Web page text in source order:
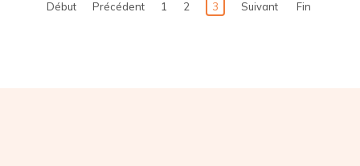
Début Précédent 1 2 3 Suivant Fin